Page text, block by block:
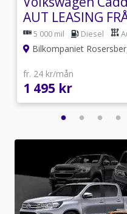
AUT LEASING
5 000 mil Diesel
Bilkompaniet
fr. 24 kr/mån
1 495 kr